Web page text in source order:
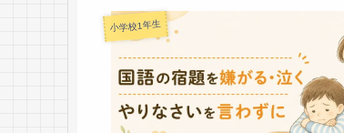
小学校1年生